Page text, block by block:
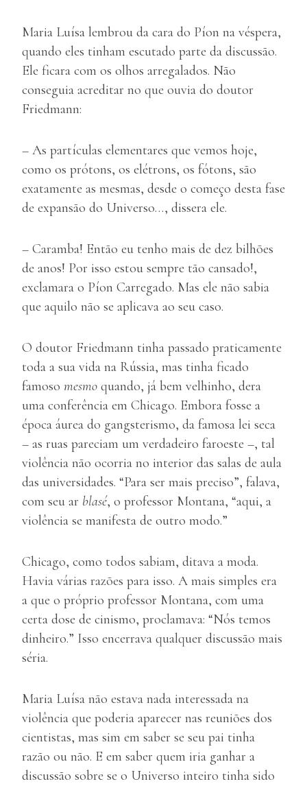
Maria Luísa lembrou da cara do Píon na véspera,
quando eles tinham escutado parte da discussão.
Ele ficara com os olhos arregalados. Não
conseguia acreditar no que ouvia do doutor
Friedmann:
– As partículas elementares que vemos hoje,
como os prótons, os elétrons, os fótons, são
exatamente as mesmas, desde o começo desta fase
de expansão do Universo…, dissera ele.
– Caramba! Então eu tenho mais de dez bilhões
de anos! Por isso estou sempre tão cansado!,
exclamara o Píon Carregado. Mas ele não sabia
que aquilo não se aplicava ao seu caso.
O doutor Friedmann tinha passado praticamente
toda a sua vida na Rússia, mas tinha ficado
famoso mesmo quando, já bem velhinho, dera
uma conferência em Chicago. Embora fosse a
época áurea do gangsterismo, da famosa lei seca
– as ruas pareciam um verdadeiro faroeste –, tal
violência não ocorria no interior das salas de aula
das universidades. “Para ser mais preciso”, falava,
com seu ar blasé, o professor Montana, “aqui, a
violência se manifesta de outro modo.”
Chicago, como todos sabiam, ditava a moda.
Havia várias razões para isso. A mais simples era
a que o próprio professor Montana, com uma
certa dose de cinismo, proclamava: “Nós temos
dinheiro.” Isso encerrava qualquer discussão mais
séria.
Maria Luísa não estava nada interessada na
violência que poderia aparecer nas reuniões dos
cientistas, mas sim em saber se seu pai tinha
razão ou não. E em saber quem iria ganhar a
discussão sobre se o Universo inteiro tinha sido